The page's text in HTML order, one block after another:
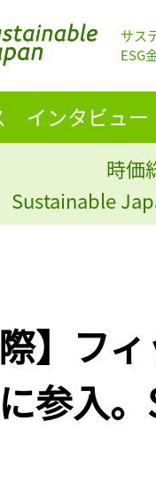
サス
ESG
インタビュー
時価
Sustainable
際】フ
参入